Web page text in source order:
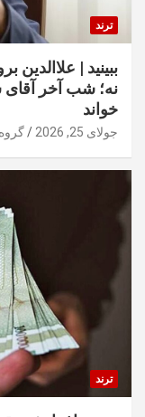
ترند
ببینید |
نه؛ شب آخر آقای
خواند
جولای 25, 2026
ترند